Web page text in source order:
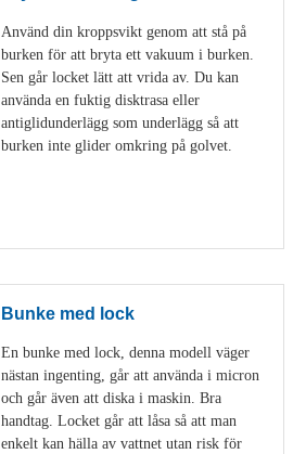
Använd din kroppsvikt genom att stå på
burken för att bryta ett vakuum i burken.
Sen går locket lätt att vrida av. Du kan
använda en fuktig disktrasa eller
antiglidunderlägg som underlägg så att
burken inte glider omkring på golvet.
Bunke med lock
En bunke med lock, denna modell väger
nästan ingenting, går att använda i micron
och går även att diska i maskin. Bra
handtag. Locket går att låsa så att man
enkelt kan hälla av vattnet utan risk för